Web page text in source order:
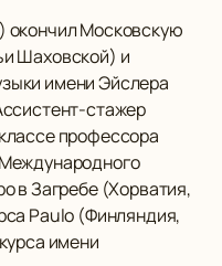
окончил Московскую
Шаховской) и
имени Эйслера
стажер
профессора
в Загребе (Хорватия,
Paulo (Финляндия,
имени